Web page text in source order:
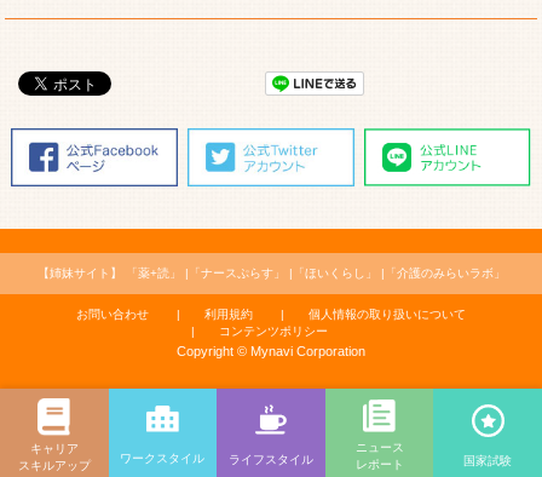
【姉妹サイト】 「薬+読」 「ナースぷらす」 「ほいくらし」 「介護のみらいラボ」
お問い合わせ 利用規約
個人情報の取り扱いについて
コンテンツポリシー
Copyright © Mynavi Corporation
キャリア
スキルアップ
ワークスタイル ライフスタイル
ニュース
レポート
国家試験